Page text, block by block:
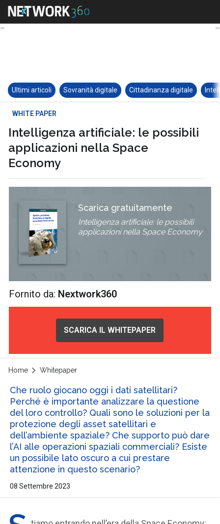
Ultimi articoli Sovranità digitale Cittadinanza digitale
WHITE PAPER
Intelligenza artificiale: le possibili
applicazioni nella Space
Economy
Scarica gratuitamente
Intelligenza artificiale: le possibili
applicazioni nella Space Economy
Fornito da: Nextwork360
SCARICA IL WHITEPAPER
Home Whitepaper
Che ruolo giocano oggi i dati satellitari?
Perché è importante analizzare la questione
del loro controllo? Quali sono le soluzioni per la
protezione degli asset satellitari e
dell’ambiente spaziale? Che supporto può dare
l’AI alle operazioni spaziali commerciali? Esiste
un possibile lato oscuro a cui prestare
attenzione in questo scenario?
08 Settembre 2023